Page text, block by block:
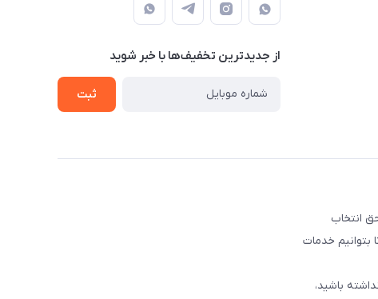
از جدید‌ترین تخفیف‌ها با‌ خبر شوید
ثبت
انتخاب
بتوانیم خدمات
باشید،